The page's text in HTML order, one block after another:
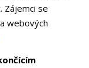
Zájemci se
webových